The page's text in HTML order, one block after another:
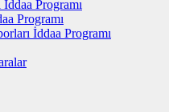
Programı
Programı
İddaa Programı